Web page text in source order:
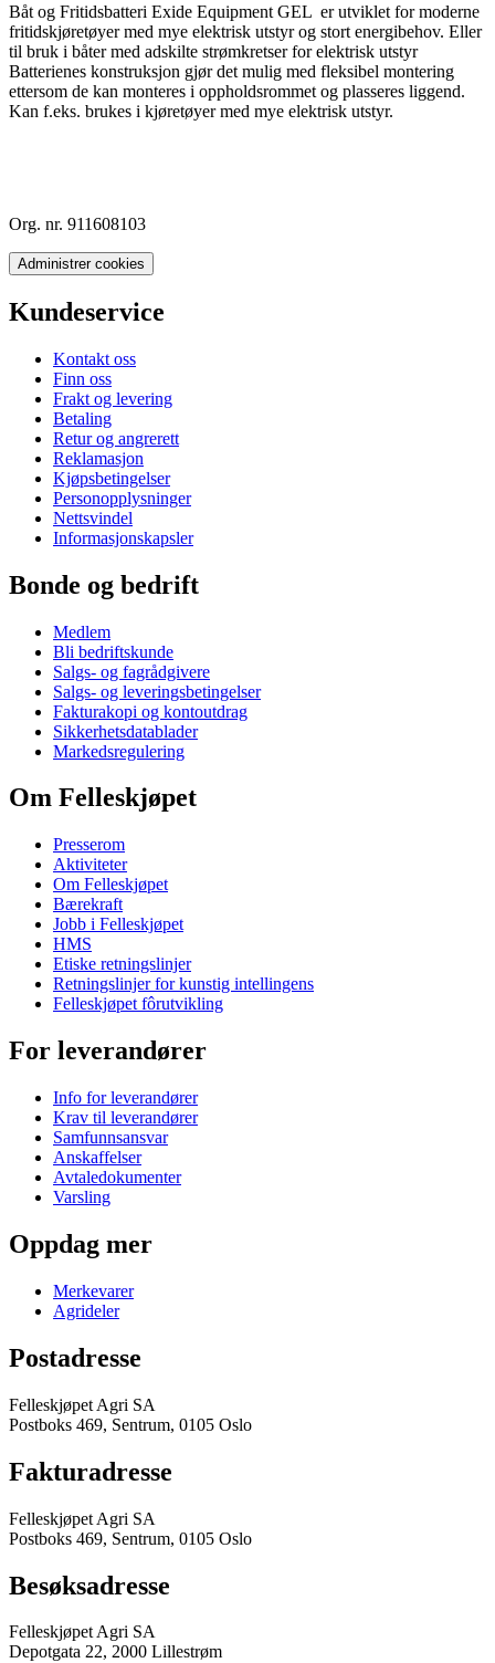
Båt og Fritidsbatteri Exide Equipment GEL er utviklet for moderne
fritidskjøretøyer med mye elektrisk utstyr og stort energibehov. Eller
til bruk i båter med adskilte strømkretser for elektrisk utstyr
Batterienes konstruksjon gjør det mulig med fleksibel montering
ettersom de kan monteres i oppholdsrommet og plasseres liggend.
Kan f.eks. brukes i kjøretøyer med mye elektrisk utstyr.
Org. nr. 911608103
Administrer cookies
Kundeservice
Kontakt oss
Finn oss
Frakt og levering
Betaling
Retur og angrerett
Reklamasjon
Kjøpsbetingelser
Personopplysninger
Nettsvindel
Informasjonskapsler
Bonde og bedrift
Medlem
Bli bedriftskunde
Salgs- og fagrådgivere
Salgs- og leveringsbetingelser
Fakturakopi og kontoutdrag
Sikkerhetsdatablader
Markedsregulering
Om Felleskjøpet
Presserom
Aktiviteter
Om Felleskjøpet
Bærekraft
Jobb i Felleskjøpet
HMS
Etiske retningslinjer
Retningslinjer for kunstig intellingens
Felleskjøpet fôrutvikling
For leverandører
Info for leverandører
Krav til leverandører
Samfunnsansvar
Anskaffelser
Avtaledokumenter
Varsling
Oppdag mer
Merkevarer
Agrideler
Postadresse
Felleskjøpet Agri SA
Postboks 469, Sentrum, 0105 Oslo
Fakturadresse
Felleskjøpet Agri SA
Postboks 469, Sentrum, 0105 Oslo
Besøksadresse
Felleskjøpet Agri SA
Depotgata 22, 2000 Lillestrøm